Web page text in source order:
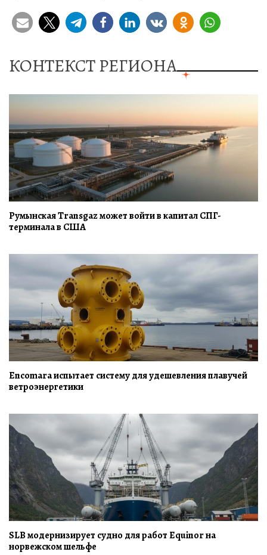
КОНТЕКСТ РЕГИОНА
Румынская Transgaz может войти в капитал СПГ-
терминала в США
Encomara испытает систему для удешевления плавучей
ветроэнергетики
SLB модернизирует судно для работ Equinor на
норвежском шельфе